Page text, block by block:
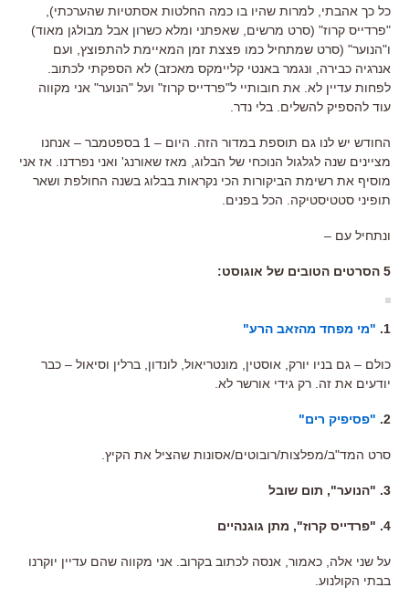
כל כך אהבתי, למרות שהיו בו כמה החלטות אסתטיות שהערכתי),
"פרדייס קרוז" (סרט מרשים, שאפתני ומלא כשרון אבל מבולגן מאוד)
ו"הנוער" (סרט שמתחיל כמו פצצת זמן המאיימת להתפוצץ, ועם
אנרגיה כבירה, ונגמר באנטי קליימקס מאכזב) לא הספקתי לכתוב.
לפחות עדיין לא. את חובותיי ל"פרדייס קרוז" ועל "הנוער" אני מקווה
עוד להספיק להשלים. בלי נדר.
החודש יש לנו גם תוספת במדור הזה. היום – 1 בספטמבר – אנחנו
מציינים שנה לגלגול הנוכחי של הבלוג, מאז שאורנג' ואני נפרדנו. אז אני
מוסיף את רשימת הביקורות הכי נקראות בבלוג בשנה החולפת ושאר
תופיני סטטיסטיקה. הכל בפנים.
ונתחיל עם –
5 הסרטים הטובים של אוגוסט:
1. "מי מפחד מהזאב הרע"
כולם – גם בניו יורק, אוסטין, מונטריאול, לונדון, ברלין וסיאול – כבר
יודעים את זה. רק גידי אורשר לא.
2. "פסיפיק רים"
סרט המד"ב/מפלצות/רובוטים/אסונות שהציל את הקיץ.
3. "הנוער", תום שובל
4. "פרדייס קרוז", מתן גוגנהיים
על שני אלה, כאמור, אנסה לכתוב בקרוב. אני מקווה שהם עדיין יוקרנו
בבתי הקולנוע.